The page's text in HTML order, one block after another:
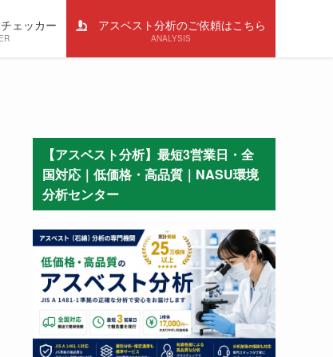
ェッカー アスベスト分析のご依頼はこちら
ANALYSIS
【アスベスト分析】最短3営業日・全
国対応｜低価格・高品質｜NASU環境
分析センター